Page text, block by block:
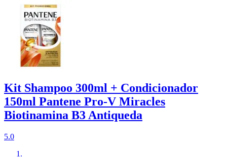
Kit Shampoo 300ml + Condicionador
150ml Pantene Pro-V Miracles
Biotinamina B3 Antiqueda
5.0